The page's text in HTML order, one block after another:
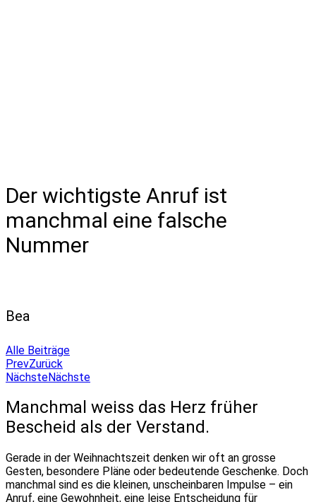
Der wichtigste Anruf ist
manchmal eine falsche
Nummer
Bea
Alle Beiträge
PrevZurück
NächsteNächste
Manchmal weiss das Herz früher
Bescheid als der Verstand.
Gerade in der Weihnachtszeit denken wir oft an grosse
Gesten, besondere Pläne oder bedeutende Geschenke. Doch
manchmal sind es die kleinen, unscheinbaren Impulse – ein
Anruf, eine Gewohnheit, eine leise Entscheidung für